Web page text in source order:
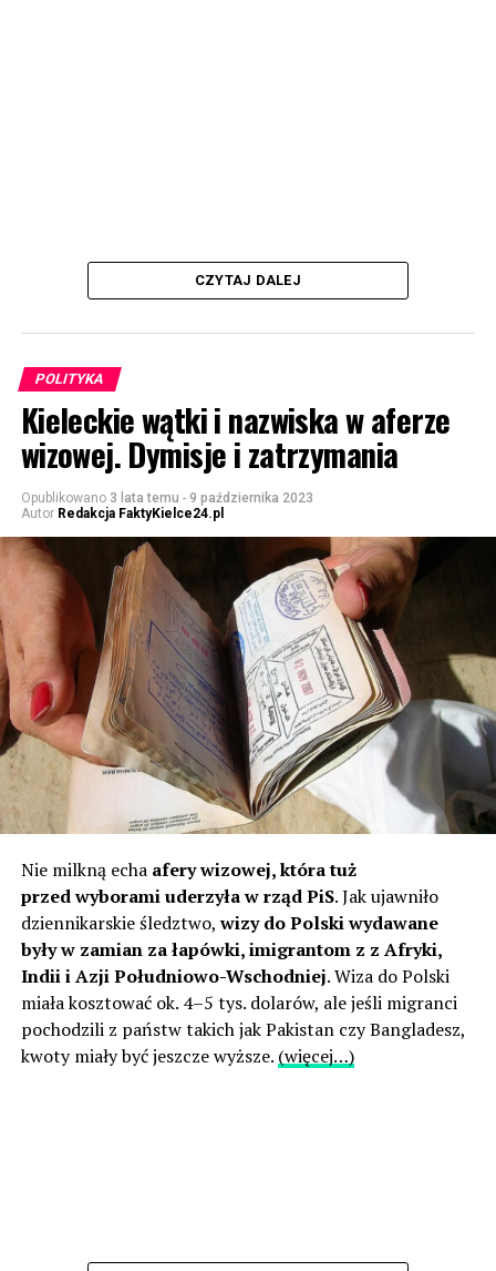
CZYTAJ DALEJ
POLITYKA
Kieleckie wątki i nazwiska w aferze
wizowej. Dymisje i zatrzymania
Opublikowano 3 lata temu - 9 października 2023
Autor Redakcja FaktyKielce24.pl
Nie milkną echa afery wizowej, która tuż
przed wyborami uderzyła w rząd PiS. Jak ujawniło
dziennikarskie śledztwo,wizy do Polski wydawane
były w zamian za łapówki, imigrantom z z Afryki,
Indii i Azji Południowo-Wschodniej. Wiza do Polski
miała kosztować ok. 4–5 tys. dolarów, ale jeśli migranci
pochodzili z państw takich jak Pakistan czy Bangladesz,
kwoty miały być jeszcze wyższe. (więcej…)